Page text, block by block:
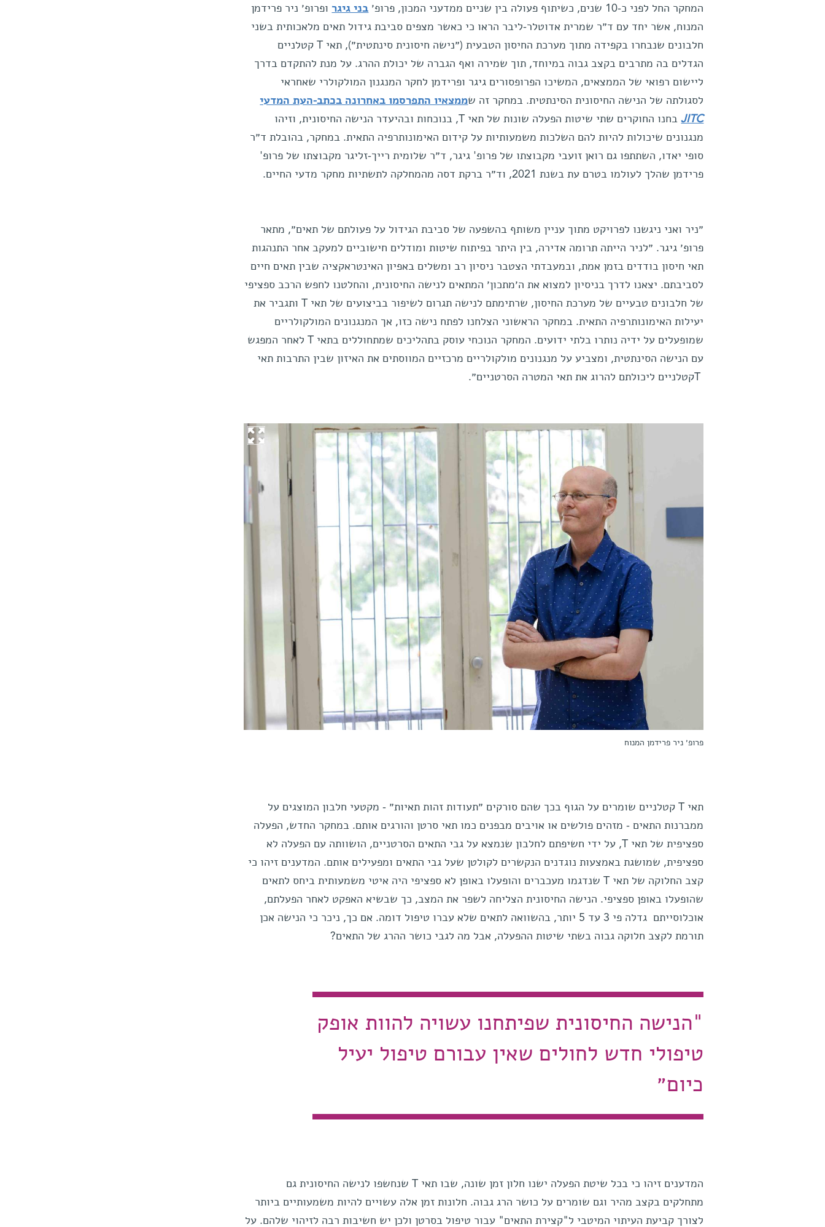
המחקר החל לפני כ-10 שנים, כשיתוף פעולה בין שניים ממדעני המכון, פרופ׳ בני גיגר ופרופ׳ ניר פרידמן
המנוח, אשר יחד עם ד״ר שמרית אדוטלר-ליבר הראו כי כאשר מצפים סביבת גידול תאים מלאכותית בשני
חלבונים שנבחרו בקפידה מתוך מערכת החיסון הטבעית (״נישה חיסונית סינתטית״), תאי T קטלניים
הגדלים בה מתרבים בקצב גבוה במיוחד, תוך שמירה ואף הגברה של יכולת ההרג. על מנת להתקדם בדרך
ליישום רפואי של הממצאים, המשיכו הפרופסורים גיגר ופרידמן לחקר המנגנון המולקולרי שאחראי
לסגולתה של הנישה החיסונית הסינתטית. במחקר זה שממצאיו התפרסמו באחרונה בכתב-העת המדעי
JITC
בחנו החוקרים שתי שיטות הפעלה שונות של תאי T, בנוכחות ובהיעדר הנישה החיסונית, וזיהו
מנגנונים שיכולות להיות להם השלכות משמעותיות על קידום האימונותרפיה התאית. במחקר, בהובלת ד״ר
סופי יאדו, השתתפו גם רואן זועבי מקבוצתו של פרופ' גיגר, ד״ר שלומית רייך-זליגר מקבוצתו של פרופ'
פרידמן שהלך לעולמו בטרם עת בשנת 2021, וד״ר ברקת דסה מהמחלקה לתשתיות מחקר מדעי החיים.
״ניר ואני ניגשנו לפרויקט מתוך עניין משותף בהשפעה של סביבת הגידול על פעולתם של תאים״, מתאר
פרופ׳ גיגר. ״לניר הייתה תרומה אדירה, בין היתר בפיתוח שיטות ומודלים חישוביים למעקב אחר התנהגות
תאי חיסון בודדים בזמן אמת, ובמעבדתי הצטבר ניסיון רב ומשלים באפיון האינטראקציה שבין תאים חיים
לסביבתם. יצאנו לדרך בניסיון למצוא את ה׳מתכון׳ המתאים לנישה החיסונית, והחלטנו לחפש הרכב ספציפי
של חלבונים טבעיים של מערכת החיסון, שרתימתם לנישה תגרום לשיפור בביצועים של תאי T ותגביר את
יעילות האימונותרפיה התאית. במחקר הראשוני הצלחנו לפתח נישה כזו, אך המנגנונים המולקולריים
שמופעלים על ידיה נותרו בלתי ידועים. המחקר הנוכחי עוסק בתהליכים שמתחוללים בתאי T לאחר המפגש
עם הנישה הסינתטית, ומצביע על מנגנונים מולקולריים מרכזיים המווסתים את האיזון שבין התרבות תאי
פרופ׳ ניר פרידמן המנוח
תאי T קטלניים שומרים על הגוף בכך שהם סורקים ״תעודות זהות תאיות״ - מקטעי חלבון המוצגים על
ממברנות התאים - מזהים פולשים או אויבים מבפנים כמו תאי סרטן והורגים אותם. במחקר החדש, הפעלה
ספציפית של תאי T, על ידי חשיפתם לחלבון שנמצא על גבי התאים הסרטניים, הושוותה עם הפעלה לא
ספציפית, שמושגת באמצעות נוגדנים הנקשרים לקולטן שעל גבי התאים ומפעילים אותם. המדענים זיהו כי
קצב החלוקה של תאי T שנדגמו מעכברים והופעלו באופן לא ספציפי היה איטי משמעותית ביחס לתאים
שהופעלו באופן ספציפי. הנישה החיסונית הצליחה לשפר את המצב, כך שבשיא האפקט לאחר הפעלתם,
אוכלוסייתם גדלה פי 3 עד 5 יותר, בהשוואה לתאים שלא עברו טיפול דומה. אם כך, ניכר כי הנישה אכן
תורמת לקצב חלוקה גבוה בשתי שיטות ההפעלה, אבל מה לגבי כושר ההרג של התאים?
"הנישה החיסונית שפיתחנו עשויה להוות אופק
טיפולי חדש לחולים שאין עבורם טיפול יעיל
כיום״
המדענים זיהו כי בכל שיטת הפעלה ישנו חלון זמן שונה, שבו תאי T שנחשפו לנישה החיסונית גם
מתחלקים בקצב מהיר וגם שומרים על כושר הרג גבוה. חלונות זמן אלה עשויים להיות משמעותיים ביותר
לצורך קביעת העיתוי המיטבי ל"קצירת התאים" עבור טיפול בסרטן ולכן יש חשיבות רבה לזיהוי שלהם. על